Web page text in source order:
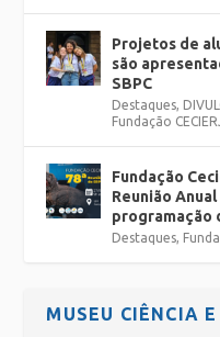
Projetos de
são
SBPC
Destaques,
Fundação
Fundação
Reunião Anual
programação
Destaques,
MUSEU CIÊNCIA